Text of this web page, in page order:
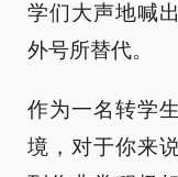
学们大声地喊
外号所替代。
作为一名转学
境，对于你来